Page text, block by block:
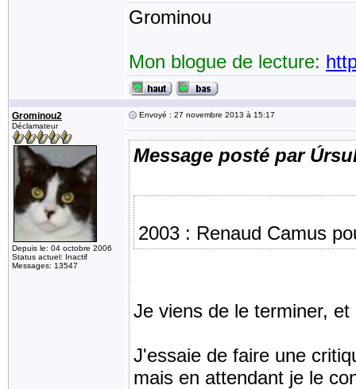
Grominou
Mon blogue de lecture:
Grominou2
Déclamateur
Depuis le: 04 octobre 2006
Status actuel: Inactif
Messages: 13547
Envoyé : 27 novembre 2013 à 15:17
Message posté par
2003 : Renaud Camus
Je viens de le terminer,
J'essaie de faire une
mais en attendant je le